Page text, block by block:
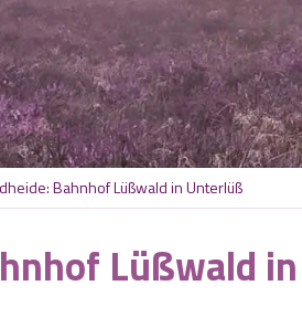
Bahnhof Lüßwald in Unterlüß
Lüßwald